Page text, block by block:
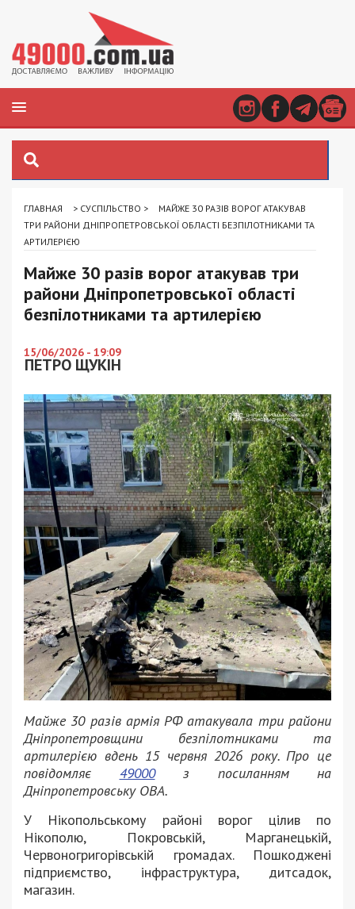
ГЛАВНАЯ > СУСПІЛЬСТВО >
МАЙЖЕ 30 РАЗІВ ВОРОГ АТАКУВАВ
ТРИ РАЙОНИ ДНІПРОПЕТРОВСЬКОЇ ОБЛАСТІ БЕЗПІЛОТНИКАМИ ТА
АРТИЛЕРІЄЮ
Майже 30 разів ворог атакував три
райони Дніпропетровської області
безпілотниками та артилерією
15/06/2026 - 19:09
ПЕТРО ЩУКІН
Майже 30 разів армія РФ атакувала три райони
Дніпропетровщини безпілотниками та
артилерією вдень 15 червня 2026 року. Про це
повідомляє 49000з посиланням на
Дніпропетровську ОВА.
У Нікопольському районі ворог цілив по
Нікополю, Покровській, Марганецькій,
Червоногригорівській громадах. Пошкоджені
підприємство, інфраструктура, дитсадок,
магазин.